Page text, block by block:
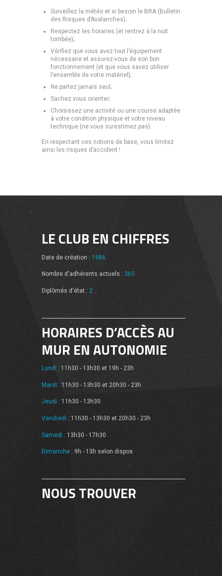
Surveillez la météo et si besoin le BRA (Bulletin
des Risques d’Avalanches);
Respectez les horaires (et rentrez à la nuit
tombée);
Vérifiez que vous avez tout l’équipement
nécessaire et assurez-vous de son bon
fonctionnement (et que vous savez utiliser
l’ensemble de votre matériel);
Ne partez jamais seul;
Sachez vous orienter;
Choisissez une activité ou une course adaptée
à votre condition physique et votre niveau
technique (ne vous surestimez pas).
En respectant ces notions de base, vous limitez
ainsi les risques d’accident !
LE CLUB EN CHIFFRES
Date de création : 1986
Nombre d'adhérents actuels : 365
Diplômés d'état : 2
HORAIRES D’ACCÈS AU
MUR EN AUTONOMIE
Lundi : 11h30 - 13h30 et 19h - 23h
Mardi : 11h30 - 13h30 et 20h30 - 23h
Jeudi : 11h30 - 13h30
Vendredi : 11h30 - 13h30 et 20h30 - 23h
Samedi : 13h30 - 17h30
Dimanche : 9h - 13h selon dispos
NOUS TROUVER